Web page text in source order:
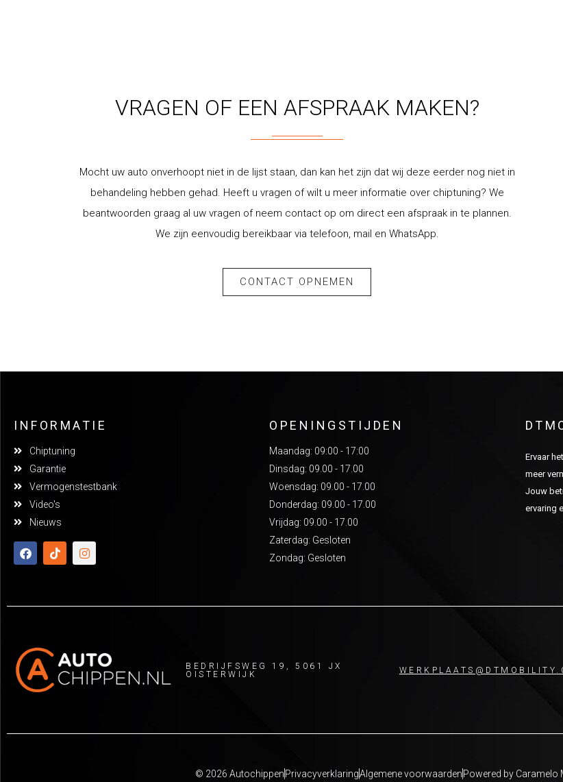
VRAGEN OF EEN AFSPRAAK MAKEN?
Mocht uw auto onverhoopt niet in de lijst staan, dan kan het zijn dat wij deze eerder nog niet in
behandeling hebben gehad. Heeft u vragen of wilt u meer informatie over chiptuning? We
beantwoorden graag al uw vragen of neem contact op om direct een afspraak in te plannen.
We zijn eenvoudig bereikbaar via telefoon, mail en WhatsApp.
CONTACT OPNEMEN
INFORMATIE
Chiptuning
Garantie
Vermogenstestbank
Video's
Nieuws
OPENINGSTIJDEN
Maandag: 09:00 - 17:00
Dinsdag: 09.00 - 17.00
Woensdag: 09.00 - 17.00
Donderdag: 09.00 - 17.00
Vrijdag: 09.00 - 17.00
Zaterdag: Gesloten
Zondag: Gesloten
Ervaar
meer
Jouw
ervaring
BEDRIJFSWEG 19, 5061 JX
OISTERWIJK
© 2026 AutochippenPrivacyverklaringAlgemene voorwaardenPowered by Caramelo